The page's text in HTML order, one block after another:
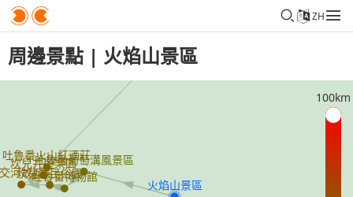
ZH
周邊景點 | 火焰山景區
100km